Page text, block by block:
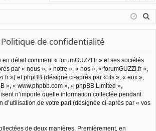
n
ne
o
n
nr
eg
re
r
de confidentialité
détail comment « forumGUZZI.fr » et ses sociétés
par « nous », « notre », « nos », « forumGUZZI.fr »,
») et phpBB (désigné ci-après par « ils », « eux »,
», « www.phpbb.com », « phpBB Limited »,
n’importe quelle information collectée pendant
d’utilisation de votre part (désignée ci-après par « vos
de deux manières. Premièrement, en